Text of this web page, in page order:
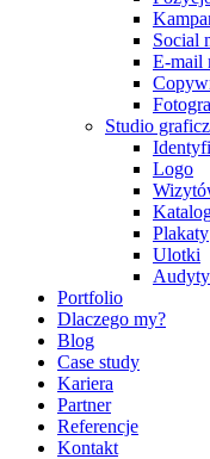
Social
E-mail
Studio
Logo
Plakaty
Ulotki
Portfolio
Dlaczego my?
Blog
Case study
Kariera
Partner
Referencje
Kontakt